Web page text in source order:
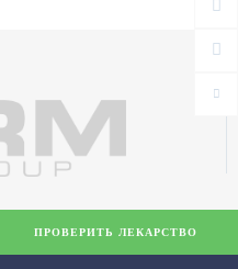
ПРОВЕРИТЬ ЛЕКАРСТВО